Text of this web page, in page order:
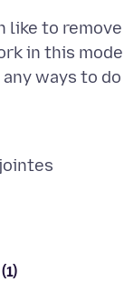
like to
in this